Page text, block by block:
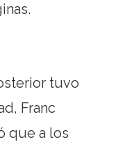
tuvo
Franc
que a los